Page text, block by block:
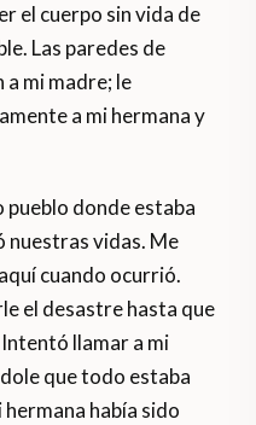
el cuerpo sin vida de
Las paredes de
a mi madre; le
a mi hermana y
donde estaba
nuestras vidas. Me
cuando ocurrió.
el desastre hasta que
llamar a mi
que todo estaba
había sido